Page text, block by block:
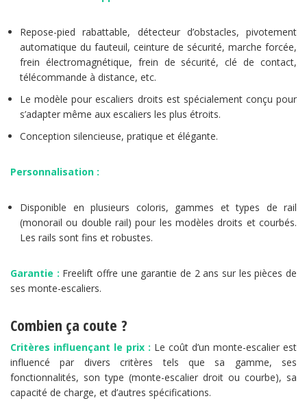
Repose-pied rabattable, détecteur d’obstacles, pivotement
automatique du fauteuil, ceinture de sécurité, marche forcée,
frein électromagnétique, frein de sécurité, clé de contact,
télécommande à distance, etc.
Le modèle pour escaliers droits est spécialement conçu pour
s’adapter même aux escaliers les plus étroits.
Conception silencieuse, pratique et élégante.
Personnalisation :
Disponible en plusieurs coloris, gammes et types de rail
(monorail ou double rail) pour les modèles droits et courbés.
Les rails sont fins et robustes.
Garantie : Freelift offre une garantie de 2 ans sur les pièces de
ses monte-escaliers.
Combien ça coute ?
Critères influençant le prix : Le coût d’un monte-escalier est
influencé par divers critères tels que sa gamme, ses
fonctionnalités, son type (monte-escalier droit ou courbe), sa
capacité de charge, et d’autres spécifications.